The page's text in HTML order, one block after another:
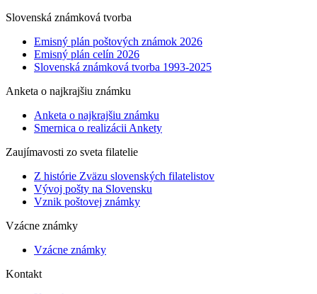
Slovenská známková tvorba
Emisný plán poštových známok 2026
Emisný plán celín 2026
Slovenská známková tvorba 1993-2025
Anketa o najkrajšiu známku
Anketa o najkrajšiu známku
Smernica o realizácii Ankety
Zaujímavosti zo sveta filatelie
Z histórie Zväzu slovenských filatelistov
Vývoj pošty na Slovensku
Vznik poštovej známky
Vzácne známky
Vzácne známky
Kontakt